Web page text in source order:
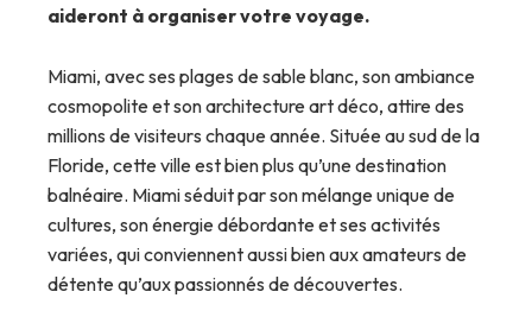
aideront à organiser votre voyage.
Miami, avec ses plages de sable blanc, son ambiance
cosmopolite et son architecture art déco, attire des
millions de visiteurs chaque année. Située au sud de la
Floride, cette ville est bien plus qu’une destination
balnéaire. Miami séduit par son mélange unique de
cultures, son énergie débordante et ses activités
variées, qui conviennent aussi bien aux amateurs de
détente qu’aux passionnés de découvertes.